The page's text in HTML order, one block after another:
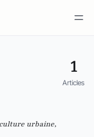
1
Articles
urbaine,